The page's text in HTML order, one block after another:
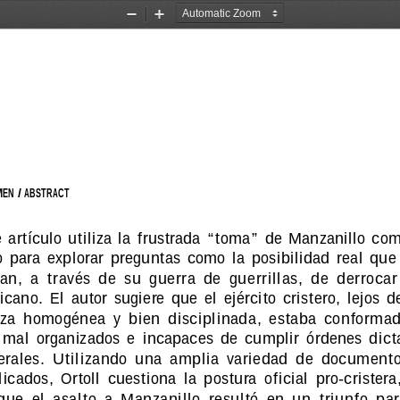
Zoom
Zoom
/ ABSTRACT
artículo utiliza la frustrada “toma” de Manzanillo
para  explorar  preguntas  como  la  posibilidad  real
a  través  de  su  guerra  de  guerrillas,  de
El  autor  sugiere  que  el  ejército  cristero,  lejos
homogénea  y  bien  disciplinada,  estaba
mal  organizados  e  incapaces  de  cumplir  órdenes
Utilizando  una  amplia  variedad  de
Ortoll  cuestiona  la  postura  oficial  pro-